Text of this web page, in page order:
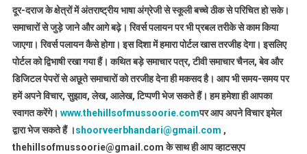
दूर-दराज के क्षेत्रों में अंतराष्ट्रीय भाषा अंग्रेजी से स्कूली बच्चे ठीक से परिचित हो सके।
समाचारों से जुड़े जाने और आगे बढ़े। रिवर्स पलायन पर भी प्रबल तरीके से काम किया
जाएगा। रिवर्स पलायन कैसे होगा। इस दिशा में हमारा पोर्टल खास तरजीह देगा। इसलिए
पोर्टल को द्विभाषी रखा गया हैं। कथित बड़े समाचार पत्र, टीवी समाचार चैनल, बेव और
डिजिटल पेपरों से अछूते समाचारों को तरजीह देना ही मकसद है। आप भी समय-समय पर
हमें अपने विचार, सुझाव, लेख, आलेख, टिप्पणी भेज सकते हैं। हम हमेशा ही आपका
स्वागत करेंगे। www.thehillsofmussoorie.comपर आप अपने विचार इमेल
द्वारा भेज सकते हैं ।shoorveerbhandari@gmail.com ,
thehillsofmussoorie@gmail.com के साथ ही आप व्हाटसएप